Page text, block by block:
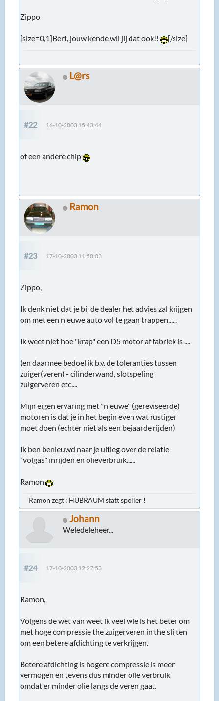
Zippo
[size=0,1]Bert, jouw kende wil jij dat ook!! [/size]
L@rs
#22 16-10-2003 15:43:44
of een andere chip
Ramon
#23 17-10-2003 11:50:03
Zippo,
Ik denk niet dat je bij de dealer het advies zal krijgen
om met een nieuwe auto vol te gaan trappen......
Ik weet niet hoe "krap" een D5 motor af fabriek is ....
(en daarmee bedoel ik b.v. de toleranties tussen
zuiger(veren) - cilinderwand, slotspeling
zuigerveren etc....
Mijn eigen ervaring met "nieuwe" (gereviseerde)
motoren is dat je in het begin even wat rustiger
moet doen (echter niet als een bejaarde rijden)
Ik ben benieuwd naar je uitleg over de relatie
"volgas" inrijden en olieverbruik......
Ramon
Ramon zegt : HUBRAUM statt spoiler !
Johann
Weledeleheer...
#24 17-10-2003 12:27:53
Ramon,
Volgens de wet van weet ik veel wie is het beter om
met hoge compressie the zuigerveren in the slijten
om een betere afdichting te verkrijgen.
Betere afdichting is hogere compressie is meer
vermogen en tevens dus minder olie verbruik
omdat er minder olie langs de veren gaat.